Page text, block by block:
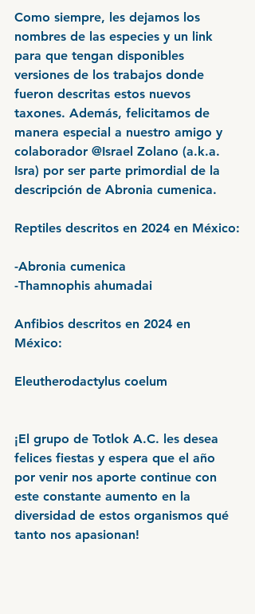
Como siempre, les dejamos los
nombres de las especies y un link
para que tengan disponibles
versiones de los trabajos donde
fueron descritas estos nuevos
taxones. Además, felicitamos de
manera especial a nuestro amigo y
colaborador @Israel Zolano (a.k.a.
Isra) por ser parte primordial de la
descripción de Abronia cumenica.
Reptiles descritos en 2024 en México:
-Abronia cumenica
-Thamnophis ahumadai
Anfibios descritos en 2024 en
México:
Eleutherodactylus coelum
¡El grupo de Totlok A.C. les desea
felices fiestas y espera que el año
por venir nos aporte continue con
este constante aumento en la
diversidad de estos organismos qué
tanto nos apasionan!